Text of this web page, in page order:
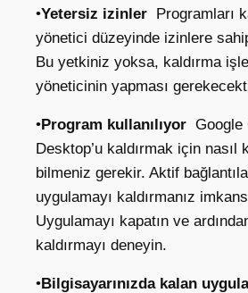
•Yetersiz izinler Programları
yönetici düzeyinde izinlere
Bu yetkiniz yoksa, kaldırma
yöneticinin yapması
•Program kullanılıyor Google
Desktop’u kaldırmak için nasıl
bilmeniz gerekir. Aktif
uygulamayı kaldırmanız
Uygulamayı kapatın ve
kaldırmayı deneyin.
•Bilgisayarınızda kalan